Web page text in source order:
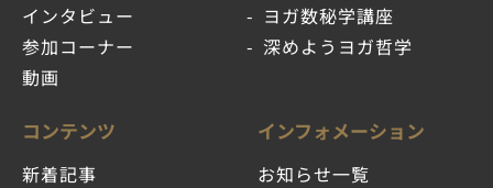
インタビュー
参加コーナー
動画
ヨガ数秘学講座
深めようヨガ哲学
コンテンツ
新着記事
インフォメーション
お知らせ一覧